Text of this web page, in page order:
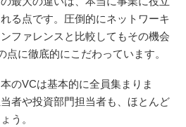
る点です。圧倒的にネットワーキ
ファレンスと比較してもその機会
点に徹底的にこだわっています。
のVCは基本的に全員集まりま
者や投資部門担当者も、ほとんど
う。